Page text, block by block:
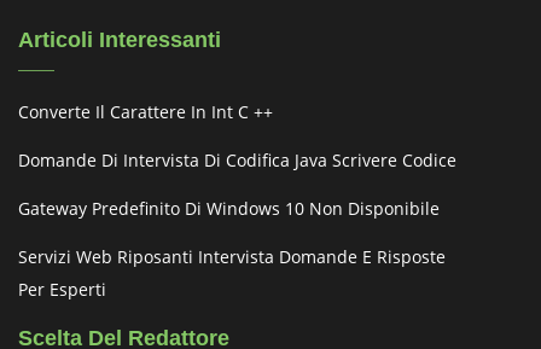
Articoli Interessanti
Converte Il Carattere In Int C ++
Domande Di Intervista Di Codifica Java Scrivere Codice
Gateway Predefinito Di Windows 10 Non Disponibile
Servizi Web Riposanti Intervista Domande E Risposte
Per Esperti
Scelta Del Redattore